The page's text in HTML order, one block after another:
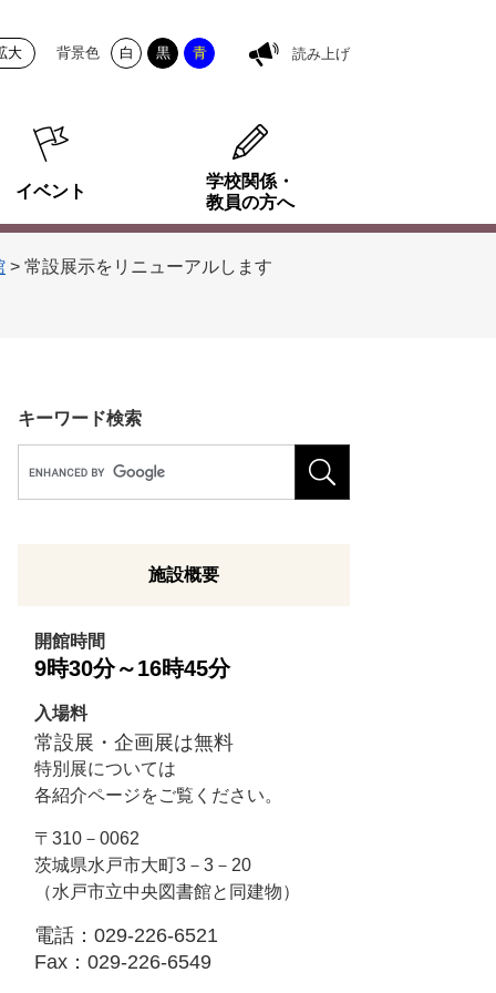
大 背景色 白 黒 青 読み上げ
イベント
学校関係・
教員の方へ
> 常設展示をリニューアルします
キーワード検索
タ
検
施設概要
開館時間
9時30分～16時45分
入場料
常設展・企画展は無料
特別展については
各紹介ページをご覧ください。
〒310－0062
茨城県水戸市大町3－3－20
（水戸市立中央図書館と同建物）
電話：029-226-6521
Fax：029-226-6549